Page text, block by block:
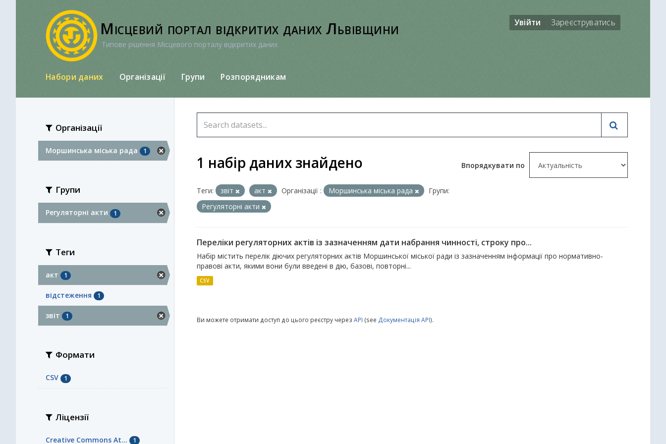
Місцевий портал відкритих даних Львівщини
Типове рішення Місцевого порталу відкритих даних
Увійти Зареєструватись
Набори даних Організації Групи Розпорядникам
Організації
Моршинська міська рада 1
Групи
Регуляторні акти 1
Теги
акт 1
відстеження 1
звіт 1
Формати
CSV 1
Ліцензії
Creative Commons At... 1
Впорядкувати по
1 набір даних знайдено
Теги: звіт акт Організації : Моршинська міська рада
Групи:
Регуляторні акти
Переліки регуляторних актів із зазначенням дати набрання чинності, строку про...
Набір містить перелік діючих регуляторних актів Моршинської міської ради із зазначенням інформації про нормативно-
правові акти, якими вони були введені в дію, базові, повторні...
CSV
Ви можете отримати доступ до цього реєстру через API (see Документація API).